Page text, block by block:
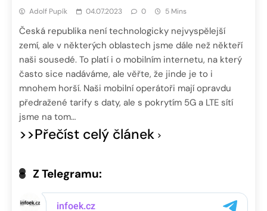
Adolf Pupík 04.07.2023 0 5 Mins
Česká republika není technologicky nejvyspělejší
zemí, ale v některých oblastech jsme dále než někteří
naši sousedé. To platí i o mobilním internetu, na který
často sice nadáváme, ale věřte, že jinde je to i
mnohem horší. Naši mobilní operátoři mají opravdu
předražené tarify s daty, ale s pokrytím 5G a LTE sítí
jsme na tom…
>>Přečíst celý článek
Z Telegramu: